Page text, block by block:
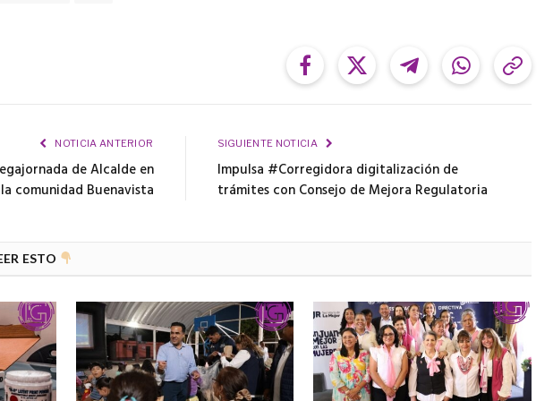
FacebookTwitterTelegramWhatsApp
NOTICIA ANTERIOR
de Alcalde en
comunidad Buenavista
SIGUIENTE NOTICIA
Impulsa #Corregidora digitalización de
trámites con Consejo de Mejora Regulatoria
ESTO